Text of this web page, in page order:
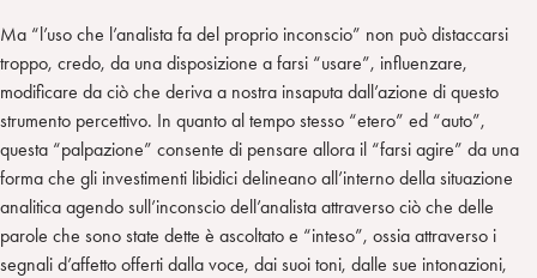
Ma “l’uso che l’analista fa del proprio inconscio” non può distaccarsi
troppo, credo, da una disposizione a farsi “usare”, influenzare,
modificare da ciò che deriva a nostra insaputa dall’azione di questo
strumento percettivo. In quanto al tempo stesso “etero” ed “auto”,
questa “palpazione” consente di pensare allora il “farsi agire” da una
forma che gli investimenti libidici delineano all’interno della situazione
analitica agendo sull’inconscio dell’analista attraverso ciò che delle
parole che sono state dette è ascoltato e “inteso”, ossia attraverso i
segnali d’affetto offerti dalla voce, dai suoi toni, dalle sue intonazioni,